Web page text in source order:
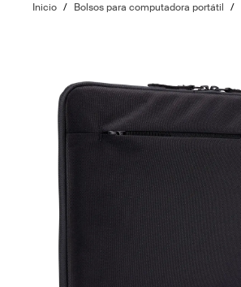
Inicio / Bolsos para computadora portátil /